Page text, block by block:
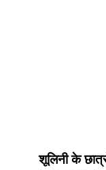
शूलिनी के